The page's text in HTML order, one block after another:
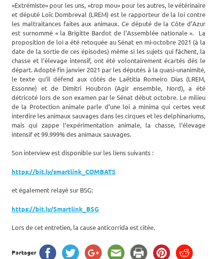
«Extrémiste» pour les uns, «trop mou» pour les autres, le vétérinaire
et député Loïc Dombreval (LREM) est le rapporteur de la loi contre
les maltraitances faites aux animaux. Ce député de la Côte d’Azur
est surnommé « la Brigitte Bardot de l’Assemblée nationale ». La
proposition de loi a été retoquée au Sénat en mi-octobre 2021 (à la
date de la sortie de ces épisodes) même si les sujets qui fâchent, la
chasse et l’élevage intensif, ont été volontairement écartés dès le
départ. Adopté fin janvier 2021 par les députés à la quasi-unanimité,
le texte qu’il défend aux côtés de Laëtitia Romeiro Dias (LREM,
Essonne) et de Dimitri Houbron (Agir ensemble, Nord), a été
détricoté lors de son examen par le Sénat début octobre. Le milieu
de la Protection animale parle d’une loi a minima qui certes veut
interdire les animaux sauvages dans les cirques et les delphinariums,
mais qui zappe l’expérimentation animale, la chasse, l’élevage
intensif et 99.999% des animaux sauvages.
Son interview est disponible sur les liens suivants :
https://bit.ly/smartlink_COMBATS
et également relayé sur BSG:
https://bit.ly/Smartlink_BSG
Lors de cet entretien, la cause anticorrida est citée.
Partager